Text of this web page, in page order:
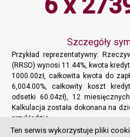
6 x
Szczegóły
Przykład reprezentatywny:
(RRSO) wynosi 11.44%, kwota
1000.00zł, całkowita kwota do
6,004.00%, całkowity koszt
odsetki 60.04zł), 12
Kalkulacja została dokonana na
przykładzie.
Ten serwis wykorzystuje pliki